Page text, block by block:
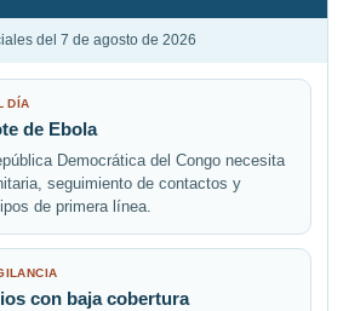
del 7 de agosto de 2026
DÍA
de Ebola
Democrática del Congo necesita
seguimiento de contactos y
de primera línea.
con baja cobertura